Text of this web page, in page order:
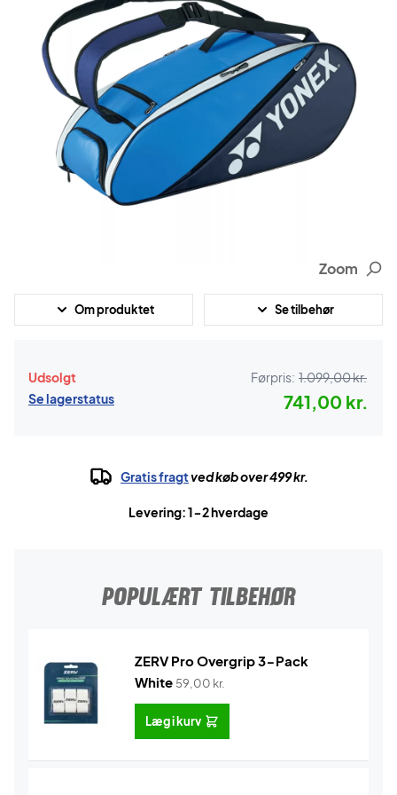
Zoom
Om produktet Se tilbehør
Udsolgt
Se lagerstatus
Førpris: 1.099,00 kr.
741,00 kr.
Gratis fragtved køb over 499 kr.
Levering: 1-2 hverdage
POPULÆRT TILBEHØR
ZERV Pro Overgrip 3-Pack
White 59,00 kr.
Læg i kurv